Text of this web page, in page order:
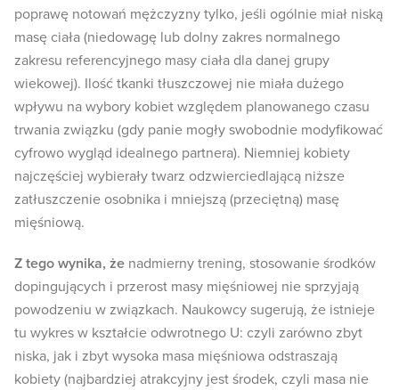
poprawę notowań mężczyzny tylko, jeśli ogólnie miał niską
masę ciała (niedowagę lub dolny zakres normalnego
zakresu referencyjnego masy ciała dla danej grupy
wiekowej). Ilość tkanki tłuszczowej nie miała dużego
wpływu na wybory kobiet względem planowanego czasu
trwania związku (gdy panie mogły swobodnie modyfikować
cyfrowo wygląd idealnego partnera). Niemniej kobiety
najczęściej wybierały twarz odzwierciedlającą niższe
zatłuszczenie osobnika i mniejszą (przeciętną) masę
mięśniową.
Z tego wynika, że nadmierny trening, stosowanie środków
dopingujących i przerost masy mięśniowej nie sprzyjają
powodzeniu w związkach. Naukowcy sugerują, że istnieje
tu wykres w kształcie odwrotnego U: czyli zarówno zbyt
niska, jak i zbyt wysoka masa mięśniowa odstraszają
kobiety (najbardziej atrakcyjny jest środek, czyli masa nie